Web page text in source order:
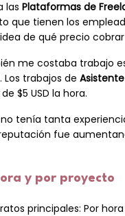
las Plataformas de
que tienen los
de qué precio
me costaba trabajo
trabajos de
$5 USD la hora.
tenía tanta
fue
y por proyecto
principales: Por